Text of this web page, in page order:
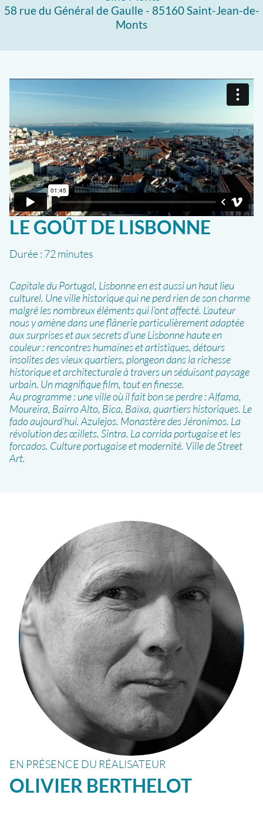
58 rue du Général de Gaulle - 85160 Saint-Jean-de-
Monts
LE GOÛT DE LISBONNE
Durée : 72 minutes
Capitale du Portugal, Lisbonne en est aussi un haut lieu
culturel. Une ville historique qui ne perd rien de son charme
malgré les nombreux éléments qui l’ont affecté. L’auteur
nous y amène dans une flânerie particulièrement adaptée
aux surprises et aux secrets d’une Lisbonne haute en
couleur : rencontres humaines et artistiques, détours
insolites des vieux quartiers, plongeon dans la richesse
historique et architecturale à travers un séduisant paysage
urbain. Un magnifique film, tout en finesse.
Au programme : une ville où il fait bon se perdre : Alfama,
Moureira, Bairro Alto, Bica, Baïxa, quartiers historiques. Le
fado aujourd’hui. Azulejos. Monastère des Jéronimos. La
révolution des œillets. Sintra. La corrida portugaise et les
forcados. Culture portugaise et modernité. Ville de Street
Art.
EN PRÉSENCE DU RÉALISATEUR
OLIVIER BERTHELOT